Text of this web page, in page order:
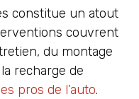
constitue un atout
couvrent
du montage
recharge de
pros de l’auto.